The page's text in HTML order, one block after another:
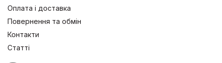
Оплата і доставка
Повернення та обмін
Контакти
Статті